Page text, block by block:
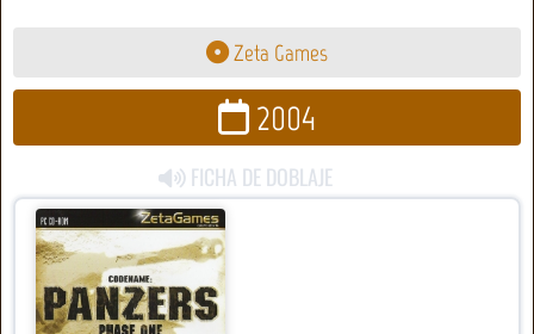
Zeta Games
2004
FICHA DE DOBLAJE